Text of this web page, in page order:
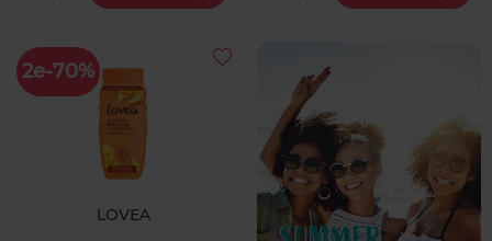
2e-70%
LOVEA